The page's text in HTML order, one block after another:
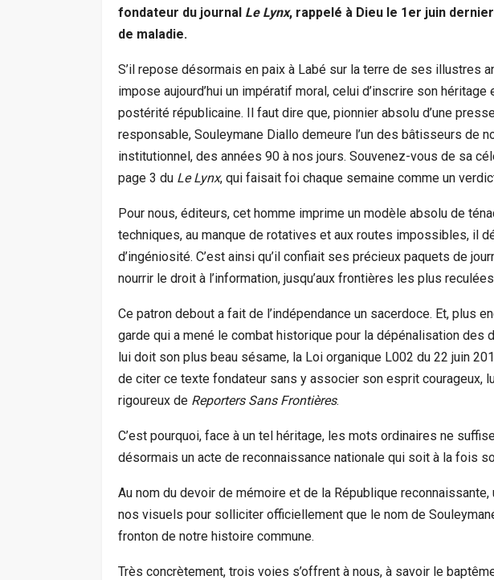
fondateur du journal Le Lynx, rappelé à Dieu le 1er juin
de maladie.
S’il repose désormais en paix à Labé sur la terre de ses illustres
impose aujourd’hui un impératif moral, celui d’inscrire son
postérité républicaine. Il faut dire que, pionnier absolu d’une
responsable, Souleymane Diallo demeure l’un des bâtisseurs de
institutionnel, des années 90 à nos jours. Souvenez-vous de sa
page 3 du Le Lynx, qui faisait foi chaque semaine comme un
Pour nous, éditeurs, cet homme imprime un modèle absolu de
techniques, au manque de rotatives et aux routes impossibles, il
d’ingéniosité. C’est ainsi qu’il confiait ses précieux paquets de
nourrir le droit à l’information, jusqu’aux frontières les plus
Ce patron debout a fait de l’indépendance un sacerdoce. Et, plus
garde qui a mené le combat historique pour la dépénalisation
lui doit son plus beau sésame, la Loi organique L002 du 22 juin
de citer ce texte fondateur sans y associer son esprit courageux,
rigoureux de Reporters Sans Frontières.
C’est pourquoi, face à un tel héritage, les mots ordinaires ne
désormais un acte de reconnaissance nationale qui soit à la fois
Au nom du devoir de mémoire et de la République
nos visuels pour solliciter officiellement que le nom de
fronton de notre histoire commune.
Très concrètement, trois voies s’offrent à nous, à savoir le